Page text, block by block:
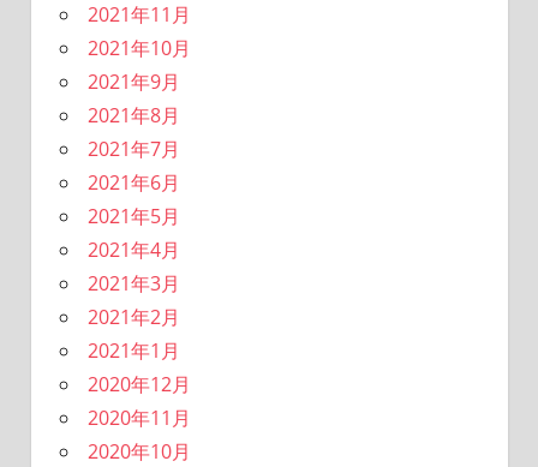
2021年11月
2021年10月
2021年9月
2021年8月
2021年7月
2021年6月
2021年5月
2021年4月
2021年3月
2021年2月
2021年1月
2020年12月
2020年11月
2020年10月